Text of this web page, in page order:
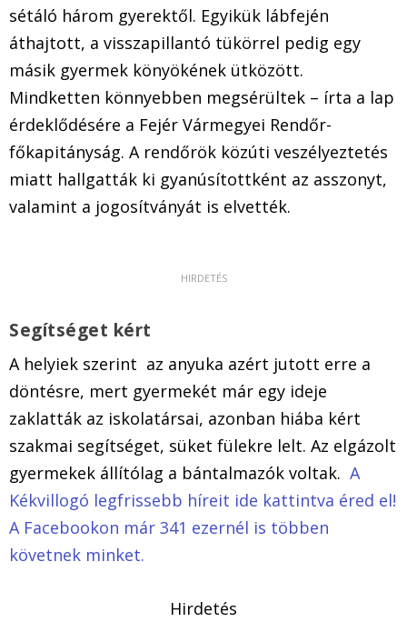
sétáló három gyerektől. Egyikük lábfején
áthajtott, a visszapillantó tükörrel pedig egy
másik gyermek könyökének ütközött.
Mindketten könnyebben megsérültek – írta a lap
érdeklődésére a Fejér Vármegyei Rendőr-
főkapitányság. A rendőrök közúti veszélyeztetés
miatt hallgatták ki gyanúsítottként az asszonyt,
valamint a jogosítványát is elvették.
Segítséget kért
A helyiek szerint az anyuka azért jutott erre a
döntésre, mert gyermekét már egy ideje
zaklatták az iskolatársai, azonban hiába kért
szakmai segítséget, süket fülekre lelt. Az elgázolt
gyermekek állítólag a bántalmazók voltak. A
Kékvillogó legfrissebb híreit ide kattintva éred el!
A Facebookon már 341 ezernél is többen
követnek minket.
Hirdetés